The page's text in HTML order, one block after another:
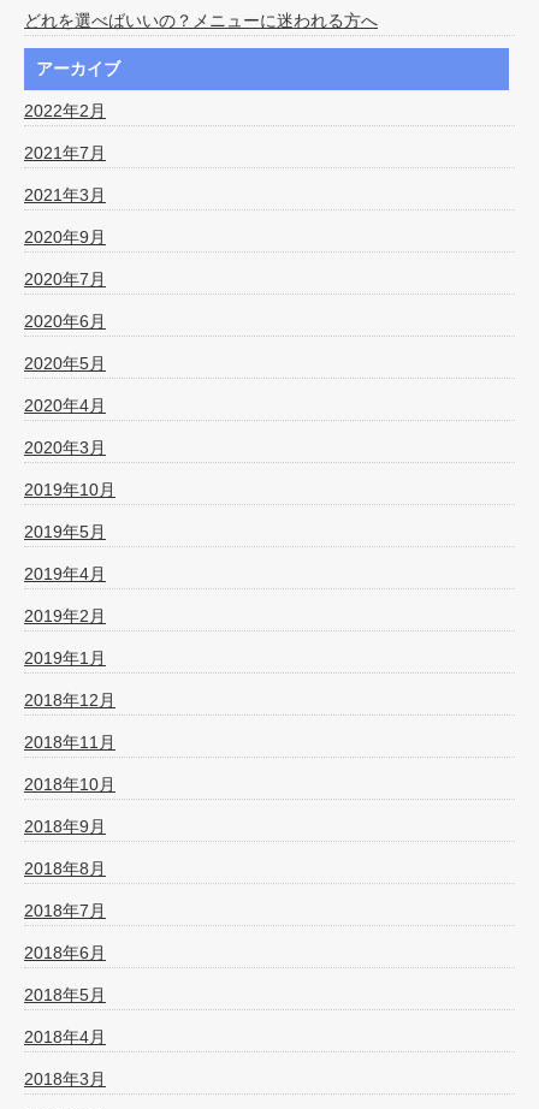
どれを選べばいいの？メニューに迷われる方へ
アーカイブ
2022年2月
2021年7月
2021年3月
2020年9月
2020年7月
2020年6月
2020年5月
2020年4月
2020年3月
2019年10月
2019年5月
2019年4月
2019年2月
2019年1月
2018年12月
2018年11月
2018年10月
2018年9月
2018年8月
2018年7月
2018年6月
2018年5月
2018年4月
2018年3月